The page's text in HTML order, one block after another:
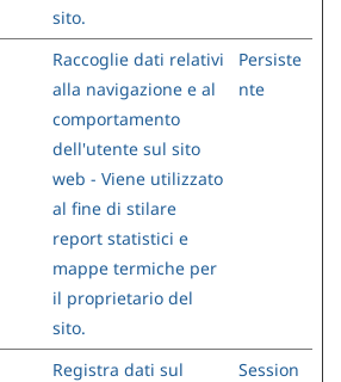
sito.
Raccoglie dati relativi
alla navigazione e al
comportamento
dell'utente sul sito
web - Viene utilizzato
al fine di stilare
report statistici e
mappe termiche per
il proprietario del
sito.
Persiste
nte
Registra dati sul
Session